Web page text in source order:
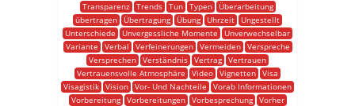
Transparenz
Trends Tun Typen
Überarbeitung
übertragen
Übertragung Übung Uhrzeit
Ungestellt
Unterschiede
Unvergessliche Momente
Unverwechselbar
Variante
Verbal Verfeinerungen Vermeiden
Verspreche
Versprechen Verständnis Vertrag Vertrauen
Vertrauensvolle Atmosphäre
Video Vignetten Visa
Visagistik Vision Vor- Und Nachteile
Vorab Informationen
Vorbereitung
Vorbereitungen Vorbesprechung
Vorher